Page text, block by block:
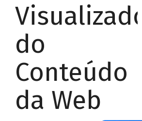
Visualizador
do
Conteúdo
da Web